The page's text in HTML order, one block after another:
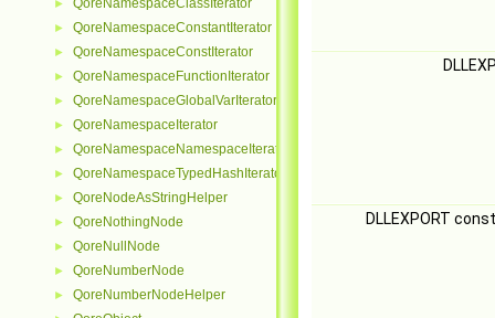
► QoreNamespaceClassIterator
► QoreNamespaceConstantIterator
► QoreNamespaceConstIterator
► QoreNamespaceFunctionIterator
► QoreNamespaceGlobalVarIterator
► QoreNamespaceIterator
► QoreNamespaceNamespaceIterator
► QoreNamespaceTypedHashIterator
► QoreNodeAsStringHelper
► QoreNothingNode
► QoreNullNode
► QoreNumberNode
► QoreNumberNodeHelper
DLLEXPORT